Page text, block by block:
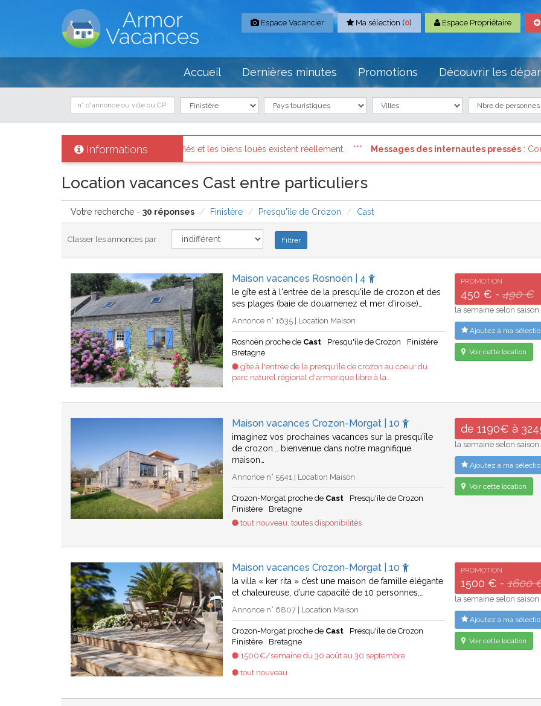
Espace Vacancier Ma sélection (0) Espace Propriétaire
Accueil Dernières minutes Promotions Découvrir les
Informations
identifiés et les biens loués existent réellement. Messages des internautes pressés: Connectez vous à votre compte et
Location vacances Cast entre particuliers
Votre recherche - 30 réponses Finistère Presqu'île de Crozon Cast
Classer les annonces par :
Maison vacances Rosnoën | 4
le gîte est à l'entrée de la presqu'ile de crozon et des
ses plages (baie de douarnenez et mer d'iroise)…
Annonce n° 1635 | Location Maison
Rosnoën proche de Cast Presqu'île de Crozon
Finistère
Bretagne
gîte à l'entrée de la presqu'ile de crozon au coeur du
parc naturel régional d'armorique libre à la…
PROMOTION
450 € -490 €
la semaine selon saison
Ajoutez à ma
Voir cette location
Maison vacances Crozon-Morgat | 10
imaginez vos prochaines vacances sur la presqu'île
de crozon... bienvenue dans notre magnifique
maison…
Annonce n° 5541 | Location Maison
Crozon-Morgat proche de Cast
Presqu'île de Crozon
Finistère
Bretagne
tout nouveau, toutes disponibilités
de 1190€ à
la semaine selon saison
Ajoutez à ma
Voir cette location
Maison vacances Crozon-Morgat | 10
la villa « ker rita » c’est une maison de famille élégante
et chaleureuse, d’une capacité de 10 personnes,…
Annonce n° 6807 | Location Maison
Crozon-Morgat proche de Cast
Presqu'île de Crozon
Finistère
Bretagne
1500€/semaine du 30 août au 30 septembre
tout nouveau
PROMOTION
1500 € -1600
la semaine selon saison
Ajoutez à ma
Voir cette location